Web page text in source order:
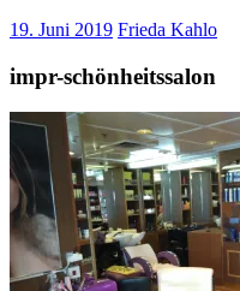
19. Juni 2019 Frieda Kahlo
impr-schönheitssalon